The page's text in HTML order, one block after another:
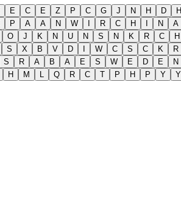
E C E Z P C G J N H D H
P A A N W I R C H I N A
O J K N U N S N K R C H
S X B V D I W C S C K R
S R A B A E S W E D E N
H M L Q R C T P H P Y Y